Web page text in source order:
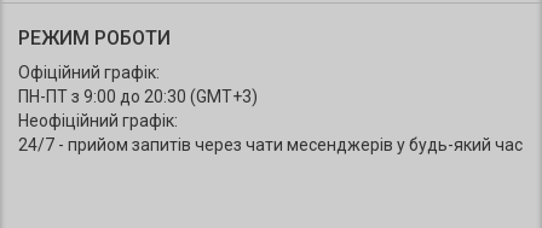
РЕЖИМ РОБОТИ
Офіційний графік:
ПН-ПТ з 9:00 до 20:30 (GMT+3)
Неофіційний графік:
24/7 - прийом запитів через чати месенджерів у будь-який час